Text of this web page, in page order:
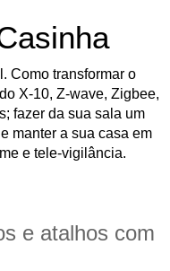
Como transformar o
X-10, Z-wave, Zigbee,
fazer da sua sala um
manter a sua casa em
e tele-vigilância.
e atalhos com